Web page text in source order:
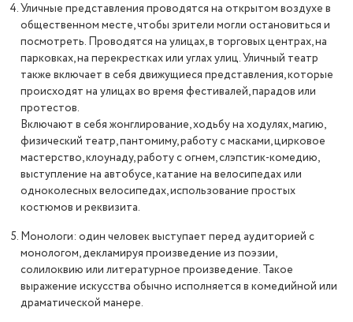
Уличные представления проводятся на открытом воздухе в
общественном месте, чтобы зрители могли остановиться и
посмотреть. Проводятся на улицах, в торговых центрах, на
парковках, на перекрестках или углах улиц. Уличный театр
также включает в себя движущиеся представления, которые
происходят на улицах во время фестивалей, парадов или
протестов.
Включают в себя жонглирование, ходьбу на ходулях, магию,
физический театр, пантомиму, работу с масками, цирковое
мастерство, клоунаду, работу с огнем, слэпстик-комедию,
выступление на автобусе, катание на велосипедах или
одноколесных велосипедах, использование простых
костюмов и реквизита.
Монологи: один человек выступает перед аудиторией с
монологом, декламируя произведение из поэзии,
солилоквию или литературное произведение. Такое
выражение искусства обычно исполняется в комедийной или
драматической манере.